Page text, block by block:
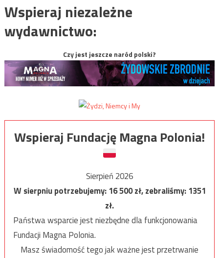
Wspieraj niezależne
wydawnictwo:
Czy jest jeszcze naród polski?
Wspieraj Fundację Magna Polonia!
Sierpień 2026
W sierpniu potrzebujemy:16 500zł, zebraliśmy:1351
zł.
Państwa wsparcie jest niezbędne dla funkcjonowania
Fundacji Magna Polonia.
Masz świadomość tego jak ważne jest przetrwanie